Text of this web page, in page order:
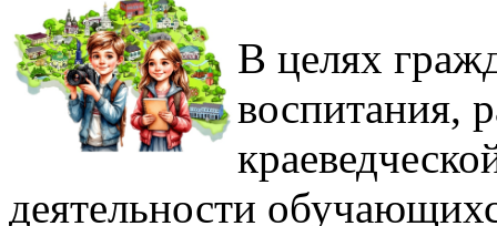
В целях
воспитания,
деятельности